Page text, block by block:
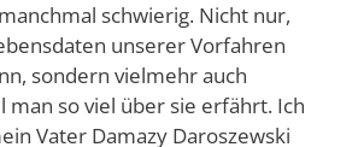
schwierig. Nicht nur,
unserer Vorfahren
sondern vielmehr auch
man so viel über sie erfährt. Ich
Vater Damazy Daroszewski